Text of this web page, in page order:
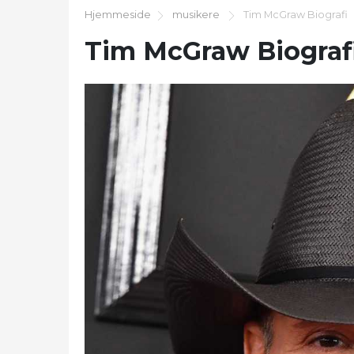
Hjemmeside musikere Tim McGraw Biografi
Tim McGraw